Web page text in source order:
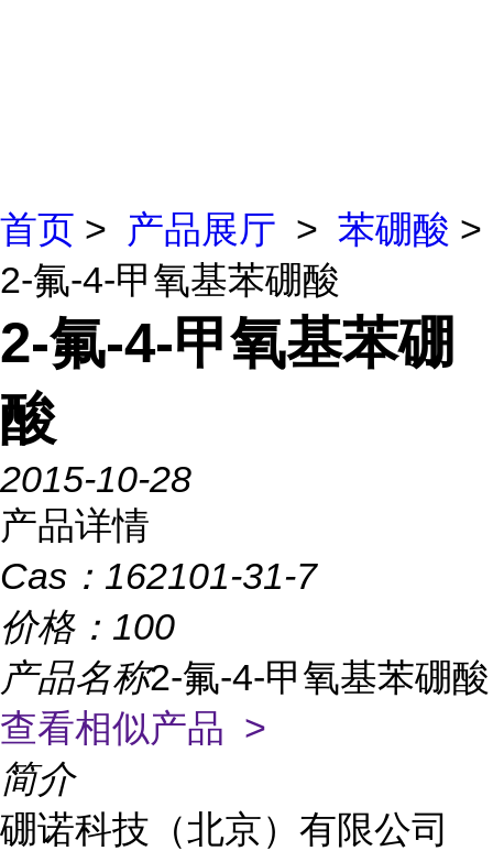
首页 > 产品展厅 > 苯硼酸 >
2-氟-4-甲氧基苯硼酸
2-氟-4-甲氧基苯硼
酸
2015-10-28
产品详情
Cas： 162101-31-7
价格： 100
产品名称2-氟-4-甲氧基苯硼酸
查看相似产品 >
简介
硼诺科技（北京）有限公司